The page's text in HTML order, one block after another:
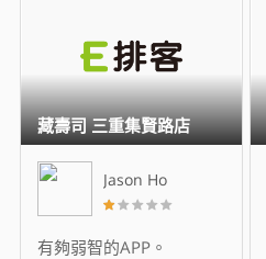
Jason Ho
有夠弱智的APP。
藏壽司 三重集賢路店